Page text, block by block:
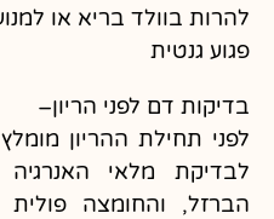
להרות בוולד בריא או
פגוע גנטית
בדיקות דם לפני הריון–
לפני תחילת ההריון
לבדיקת מלאי האנרגיה
הברזל, והחומצה